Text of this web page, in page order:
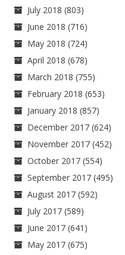
July 2018 (803)
June 2018 (716)
May 2018 (724)
April 2018 (678)
March 2018 (755)
February 2018 (653)
January 2018 (857)
December 2017 (624)
November 2017 (452)
October 2017 (554)
September 2017 (495)
August 2017 (592)
July 2017 (589)
June 2017 (641)
May 2017 (675)